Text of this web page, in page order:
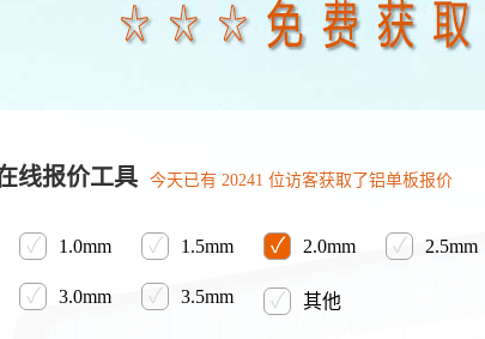
线报价工具 今天已有 20241 位访客获取了铝单板报价
✓ 1.0mm ✓ 1.5mm ✓ 2.0mm ✓ 2.5mm
✓ 3.0mm ✓ 3.5mm ✓ 其他